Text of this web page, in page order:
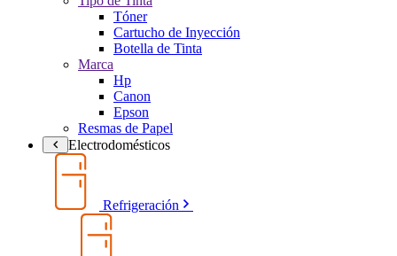
Tóner
Cartucho de Inyección
Botella de Tinta
Marca
Hp
Canon
Epson
Resmas de Papel
Electrodomésticos
Refrigeración